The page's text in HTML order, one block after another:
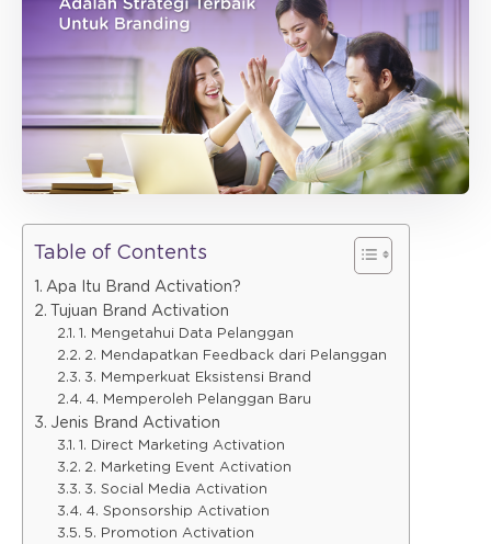
Table of Contents
Apa Itu Brand Activation?
Tujuan Brand Activation
1. Mengetahui Data Pelanggan
2. Mendapatkan Feedback dari Pelanggan
3. Memperkuat Eksistensi Brand
4. Memperoleh Pelanggan Baru
Jenis Brand Activation
1. Direct Marketing Activation
2. Marketing Event Activation
3. Social Media Activation
4. Sponsorship Activation
5. Promotion Activation